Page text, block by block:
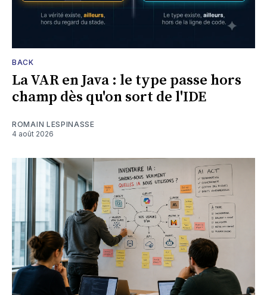
BACK
La VAR en Java : le type passe hors
champ dès qu'on sort de l'IDE
ROMAIN LESPINASSE
4 août 2026